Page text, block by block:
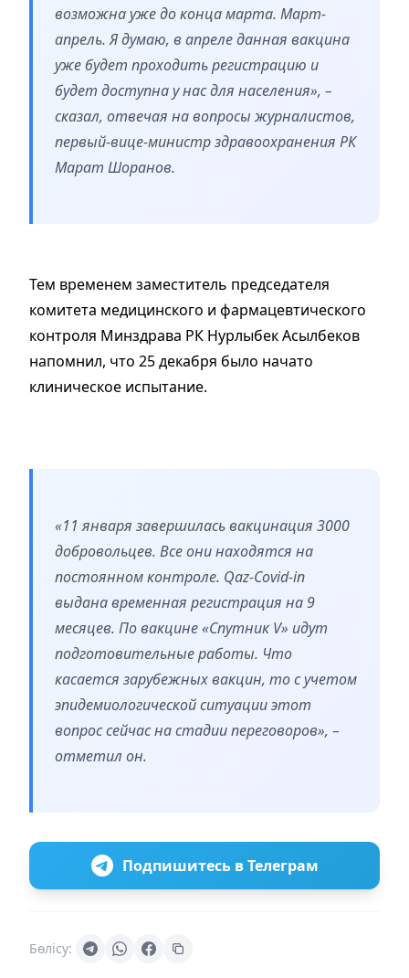
возможна уже до конца марта. Март-
апрель. Я думаю, в апреле данная вакцина
уже будет проходить регистрацию и
будет доступна у нас для населения», –
сказал, отвечая на вопросы журналистов,
первый-вице-министр здравоохранения РК
Марат Шоранов.
Тем временем заместитель председателя
комитета медицинского и фармацевтического
контроля Минздрава РК Нурлыбек Асылбеков
напомнил, что 25 декабря было начато
клиническое испытание.
«11 января завершилась вакцинация 3000
добровольцев. Все они находятся на
постоянном контроле. Qaz-Covid-in
выдана временная регистрация на 9
месяцев. По вакцине «Спутник V» идут
подготовительные работы. Что
касается зарубежных вакцин, то с учетом
эпидемиологической ситуации этот
вопрос сейчас на стадии переговоров», –
отметил он.
Подпишитесь в Телеграм
Бөлісу: